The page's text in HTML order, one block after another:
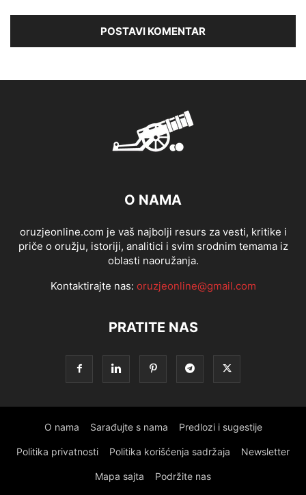
O NAMA
oruzjeonline.com je vaš najbolji resurs za vesti, kritike i
priče o oružju, istoriji, analitici i svim srodnim temama iz
oblasti naoružanja.
Kontaktirajte nas: oruzjeonline@gmail.com
PRATITE NAS
O nama Sarađujte s nama Predlozi i sugestije
Politika privatnosti Politika korišćenja sadržaja Newsletter
Mapa sajta Podržite nas